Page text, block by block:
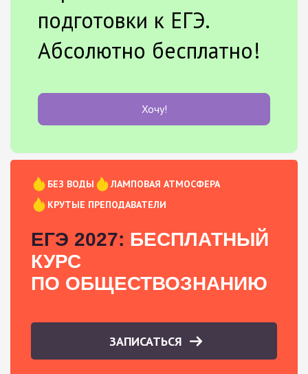
подготовки к ЕГЭ.
Абсолютно бесплатно!
Хочу!
БЕЗ ВОДЫ
ЛАМПОВАЯ АТМОСФЕРА
КРУТЫЕ ПРЕПОДАВАТЕЛИ
ЕГЭ 2027: БЕСПЛАТНЫЙ
КУРС
ПО ОБЩЕСТВОЗНАНИЮ
ЗАПИСАТЬСЯ